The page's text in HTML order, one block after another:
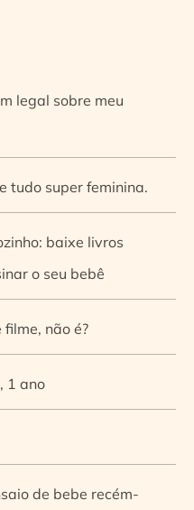
legal sobre meu
tudo super feminina.
baixe livros
o seu bebê
não é?
1 ano
de bebe recém-